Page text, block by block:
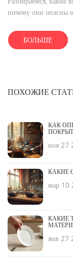
почему они опасны
БОЛЬШЕ
ПОХОЖИЕ
КАК
ноя 27
КАКИЕ
мар 10
КАКИЕ
янв 27